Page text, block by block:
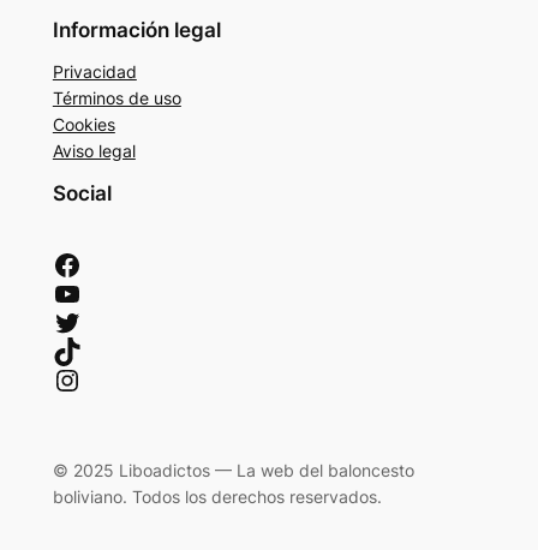
Información legal
Privacidad
Términos de uso
Cookies
Aviso legal
Social
Facebook
YouTube
Twitter
TikTok
Instagram
© 2025 Liboadictos — La web del baloncesto
boliviano. Todos los derechos reservados.